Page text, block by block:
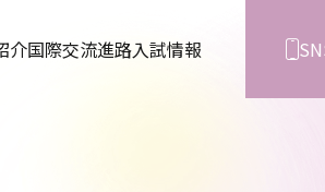
介国際交流進路入試情報